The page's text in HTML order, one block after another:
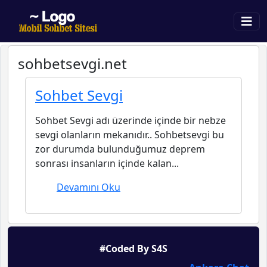
sohbetsevgi.net
Sohbet Sevgi
Sohbet Sevgi adı üzerinde içinde bir nebze
sevgi olanların mekanıdır.. Sohbetsevgi bu
zor durumda bulunduğumuz deprem
sonrası insanların içinde kalan...
Devamını Oku
#Coded By S4S